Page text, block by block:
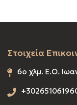
Στοιχεία
6o χλμ. Ε.Ο.